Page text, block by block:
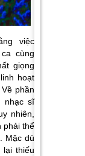
việc
cùng
giọng
hoạt
phần
nhạc sĩ
nhiên,
phải thể
Mặc dù
thiếu